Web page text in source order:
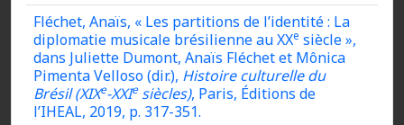
Fléchet, Anaïs, « Les partitions de l’identité : La
diplomatie musicale brésilienne au XXe siècle »,
dans Juliette Dumont, Anaïs Fléchet et Mônica
Pimenta Velloso (dir.), Histoire culturelle du
Brésil (XIXe-XXIesiècles), Paris, Éditions de
l’IHEAL, 2019, p. 317-351.